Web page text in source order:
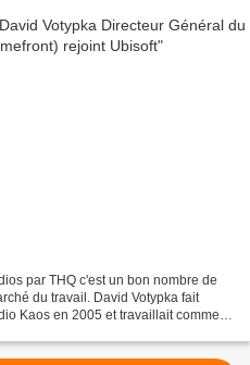
par THQ c'est un bon nombre de
du travail. David Votypka fait
Kaos en 2005 et travaillait comme